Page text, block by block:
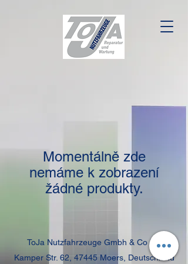
Momentálně zde
nemáme k zobrazení
žádné produkty.
ToJa Nutzfahrzeuge Gmbh & Co KG
Kamper Str. 62, 47445 Moers, Deutschland